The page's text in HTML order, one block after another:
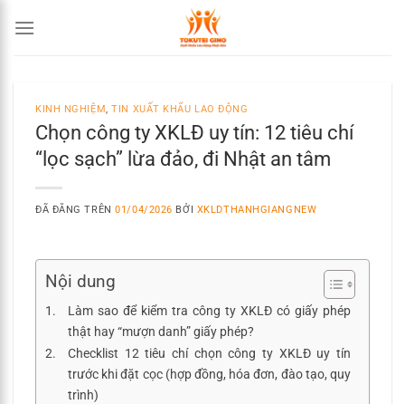
đến
KINH NGHIỆM,TIN XUẤT KHẨU LAO ĐỘNG
Chọn công ty XKLĐ uy tín: 12 tiêu chí
“lọc sạch” lừa đảo, đi Nhật an tâm
ĐÃ ĐĂNG TRÊN01/04/2026 BỞI XKLDTHANHGIANGNEW
Nội dung
Làm sao để kiểm tra công ty XKLĐ có giấy phép
thật hay “mượn danh” giấy phép?
Checklist 12 tiêu chí chọn công ty XKLĐ uy tín
trước khi đặt cọc (hợp đồng, hóa đơn, đào tạo, quy
trình)